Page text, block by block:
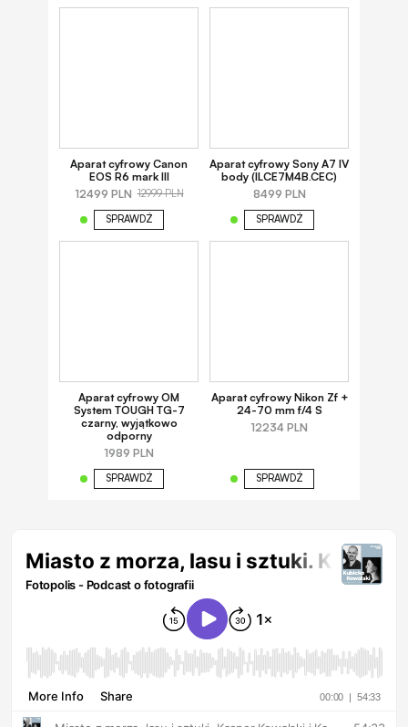
Aparat cyfrowy Canon
EOS R6 mark III
12499 PLN 12999 PLN
SPRAWDŹ
Aparat cyfrowy Sony A7 IV
body (ILCE7M4B.CEC)
8499 PLN
SPRAWDŹ
Aparat cyfrowy OM
System TOUGH TG-7
czarny, wyjątkowo
odporny
1989 PLN
SPRAWDŹ
Aparat cyfrowy Nikon Zf +
24-70 mm f/4 S
12234 PLN
SPRAWDŹ